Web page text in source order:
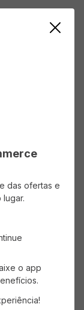
ME
das ofertas e
o app